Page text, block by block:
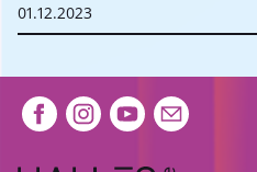
01.12.2023
Extra navigation